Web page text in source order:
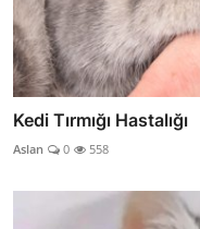
Kedi Tırmığı Hastalığı
Aslan 0 558